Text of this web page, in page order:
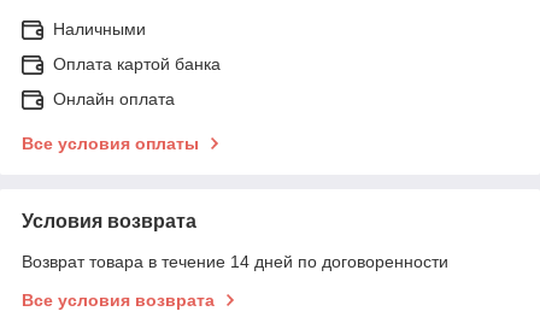
Наличными
Оплата картой банка
Онлайн оплата
Все условия оплаты
Условия возврата
Возврат товара в течение 14 дней по договоренности
Все условия возврата